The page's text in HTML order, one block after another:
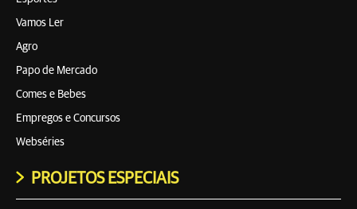
Vamos Ler
Agro
Papo de Mercado
Comes e Bebes
Empregos e Concursos
Webséries
PROJETOS ESPECIAIS